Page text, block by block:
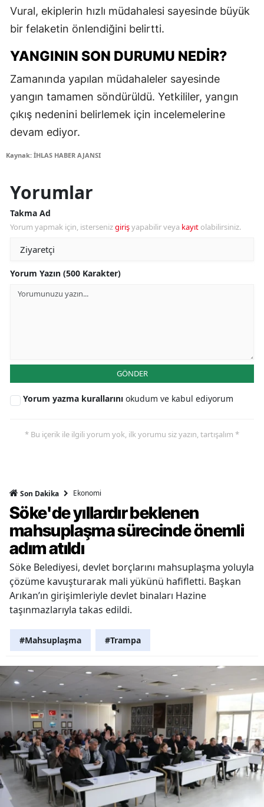
Vural, ekiplerin hızlı müdahalesi sayesinde büyük
bir felaketin önlendiğini belirtti.
YANGININ SON DURUMU NEDIR?
Zamanında yapılan müdahaleler sayesinde
yangın tamamen söndürüldü. Yetkililer, yangın
çıkış nedenini belirlemek için incelemelerine
devam ediyor.
Kaynak: İHLAS HABER AJANSI
Yorumlar
Takma Ad
Yorum yapmak için, istersenizgirişyapabilir veya kayıt olabilirsiniz.
Yorum Yazın (500 Karakter)
GÖNDER
Yorum yazma kurallarını okudum ve kabul ediyorum
* Bu içerik ile ilgili yorum yok, ilk yorumu siz yazın, tartışalım *
Son Dakika Ekonomi
Söke'de yıllardır beklenen
mahsuplaşma sürecinde önemli
adım atıldı
Söke Belediyesi, devlet borçlarını mahsuplaşma yoluyla
çözüme kavuşturarak mali yükünü hafifletti. Başkan
Arıkan’ın girişimleriyle devlet binaları Hazine
taşınmazlarıyla takas edildi.
#Mahsuplaşma #Trampa